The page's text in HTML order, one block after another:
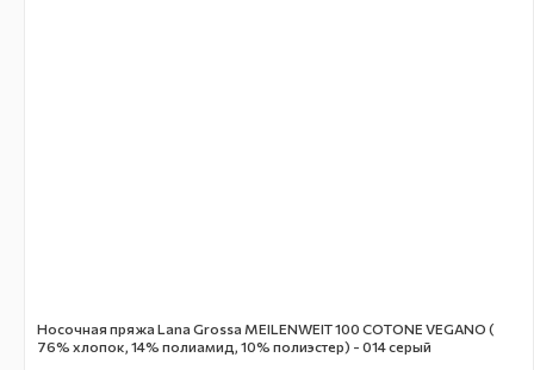
Носочная пряжа Lana Grossa MEILENWEIT 100 COTONE VEGANO (
76% хлопок, 14% полиамид, 10% полиэстер) - 014 серый